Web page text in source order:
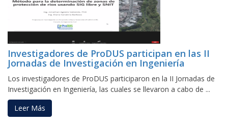
Investigadores de ProDUS participan en las II
Jornadas de Investigación en Ingeniería
Los investigadores de ProDUS participaron en la II Jornadas de
Investigación en Ingeniería, las cuales se llevaron a cabo de ...
Leer Más